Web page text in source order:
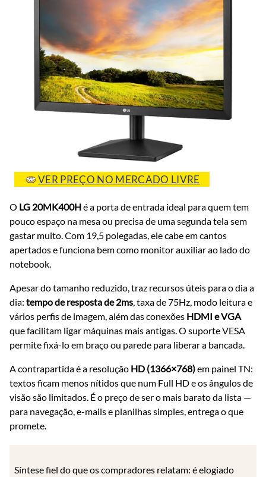
VER PREÇO NO MERCADO LIVRE
O LG 20MK400Hé a porta de entrada ideal para quem tem
pouco espaço na mesa ou precisa de uma segunda tela sem
gastar muito. Com 19,5 polegadas, ele cabe em cantos
apertados e funciona bem como monitor auxiliar ao lado do
notebook.
Apesar do tamanho reduzido, traz recursos úteis para o dia a
dia: tempo de resposta de 2ms, taxa de 75Hz, modo leitura e
vários perfis de imagem, além das conexões HDMI e VGA
que facilitam ligar máquinas mais antigas. O suporte VESA
permite fixá-lo em braço ou parede para liberar a bancada.
A contrapartida é a resolução HD (1366×768)em painel TN:
textos ficam menos nítidos que num Full HD e os ângulos de
visão são limitados. É o preço de ser o mais barato da lista —
para navegação, e-mails e planilhas simples, entrega o que
promete.
Síntese fiel do que os compradores relatam: é elogiado